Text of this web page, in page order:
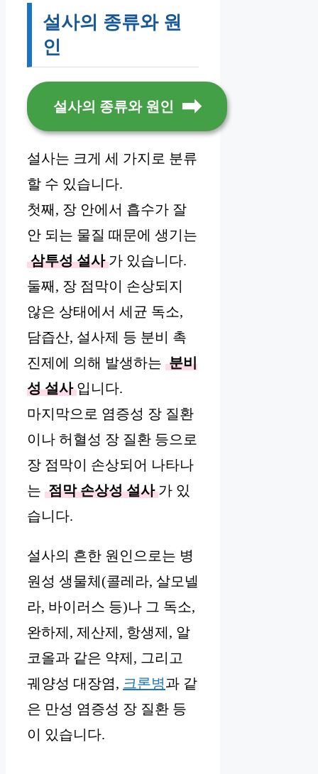
설사의 종류와 원
인
설사의 종류와 원인
설사는 크게 세 가지로 분류
할 수 있습니다.
첫째, 장 안에서 흡수가 잘
안 되는 물질 때문에 생기는
삼투성 설사 가 있습니다.
둘째, 장 점막이 손상되지
않은 상태에서 세균 독소,
담즙산, 설사제 등 분비 촉
진제에 의해 발생하는 분비
성 설사 입니다.
마지막으로 염증성 장 질환
이나 허혈성 장 질환 등으로
장 점막이 손상되어 나타나
는 점막 손상성 설사 가 있
습니다.
설사의 흔한 원인으로는 병
원성 생물체(콜레라, 살모넬
라, 바이러스 등)나 그 독소,
완하제, 제산제, 항생제, 알
코올과 같은 약제, 그리고
궤양성 대장염, 크론병과 같
은 만성 염증성 장 질환 등
이 있습니다.